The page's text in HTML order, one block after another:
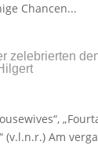
Chancen...
zelebrierten
(v.l.n.r.) Am